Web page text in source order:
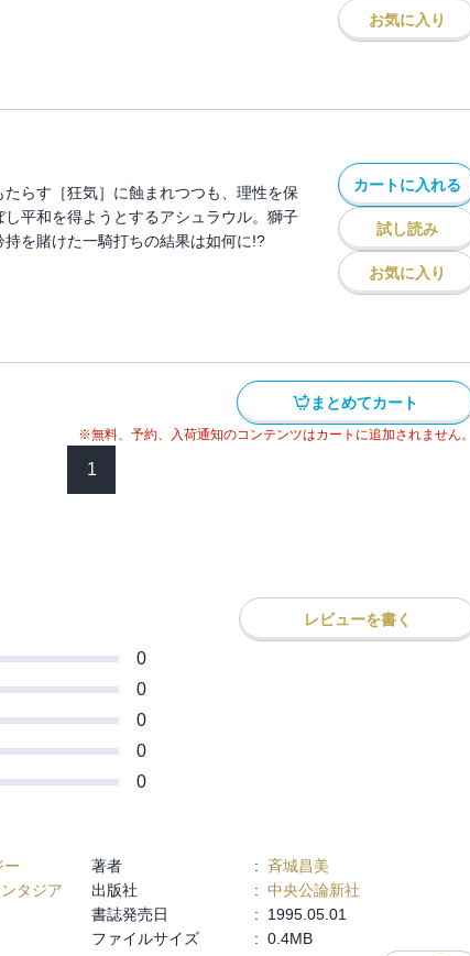
お気に入り
らす［狂気］に蝕まれつつも、理性を保
平和を得ようとするアシュラウル。獅子
持を賭けた一騎打ちの結果は如何に!?
カートに入れる
試し読み
お気に入り
まとめてカート
※無料、予約、入荷通知のコンテンツはカートに追加されません。
1
レビューを書く
0
0
0
0
0
ー 著者 :
斉城昌美
タジア 出版社 : 中央公論新社
書誌発売日 :
1995.05.01
ファイルサイズ : 0.4MB